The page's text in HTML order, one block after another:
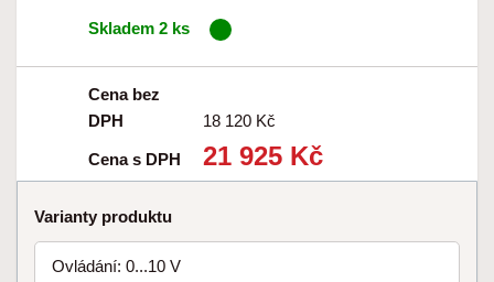
Skladem 2 ks
Cena bez
DPH
18 120 Kč
Cena s DPH 21 925 Kč
Varianty produktu
Ovládání: 0...10 V